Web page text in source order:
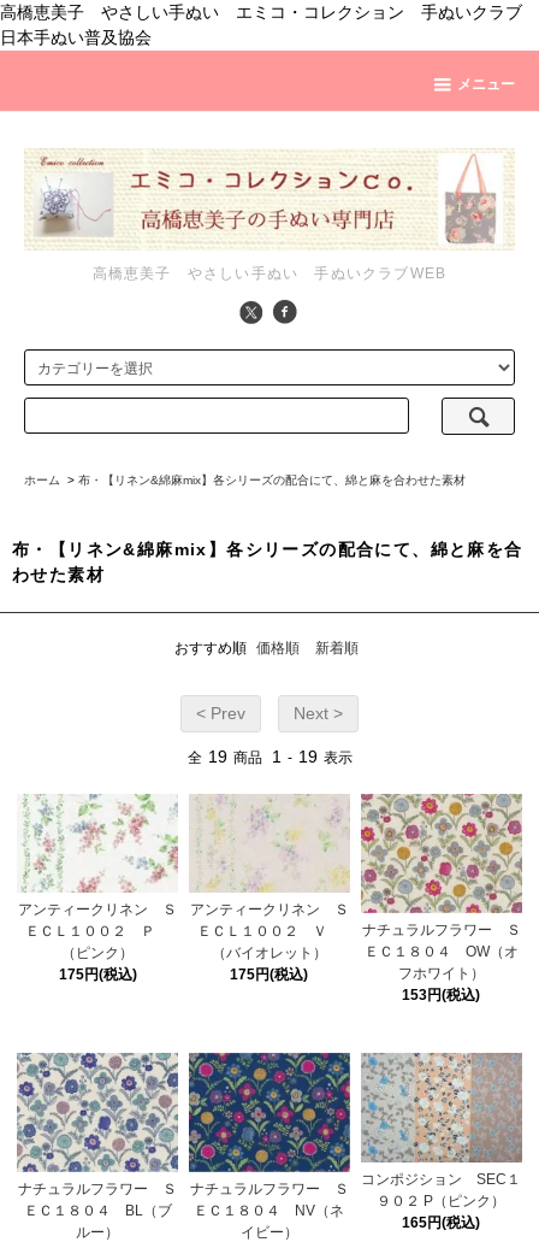
高橋恵美子 やさしい手ぬい エミコ・コレクション 手ぬいクラブ
日本手ぬい普及協会
メニュー
高橋恵美子 やさしい手ぬい 手ぬいクラブWEB
ホーム > 布・【リネン&綿麻mix】各シリーズの配合にて、綿と麻を合わせた素材
布・【リネン&綿麻mix】各シリーズの配合にて、綿と麻を合
わせた素材
おすすめ順 価格順 新着順
< Prev Next >
全 19 商品 1 - 19 表示
アンティークリネン Ｓ
ＥＣＬ１００２ Ｐ
（ピンク）
175円(税込)
アンティークリネン Ｓ
ＥＣＬ１００２ Ｖ
（バイオレット）
175円(税込)
ナチュラルフラワー Ｓ
ＥＣ１８０４ OW（オ
フホワイト）
153円(税込)
ナチュラルフラワー Ｓ
ＥＣ１８０４ BL（ブ
ルー）
ナチュラルフラワー Ｓ
ＥＣ１８０４ NV（ネ
イビー）
コンポジション SEC１
９０２ P（ピンク）
165円(税込)